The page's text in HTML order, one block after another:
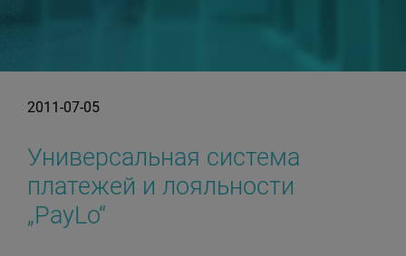
2011-07-05
Универсальная система
платежей и лояльности
„PayLo“